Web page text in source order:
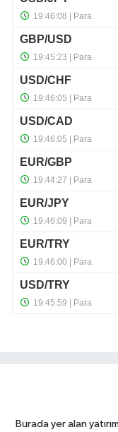
Burada yer alan